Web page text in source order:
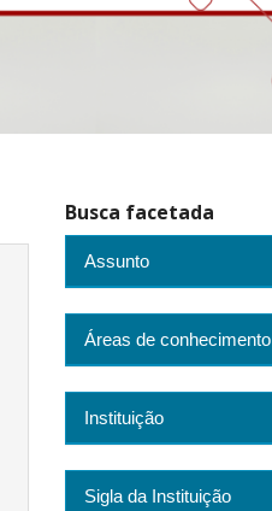
Busca facetada
Assunto
Áreas de conhecimento
Instituição
Sigla da Instituição